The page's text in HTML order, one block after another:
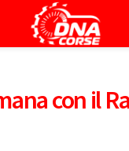
con il